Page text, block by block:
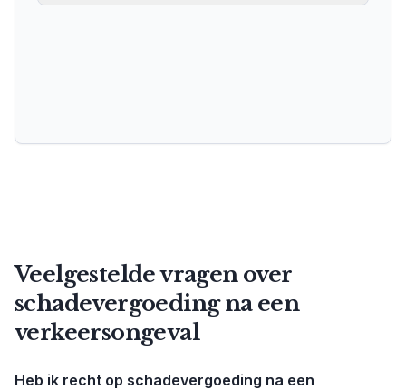
Veelgestelde vragen over
schadevergoeding na een
verkeersongeval
Heb ik recht op schadevergoeding na een